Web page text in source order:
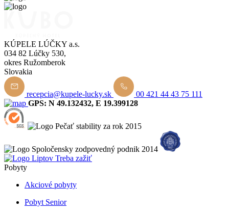
KÚPELE LÚČKY a.s.
034 82 Lúčky 530,
okres Ružomberok
Slovakia
recepcia@kupele-lucky.sk
00 421 44 43 75 111
GPS: N 49.132432, E 19.399128
Pobyty
Akciové pobyty
Pobyt Senior